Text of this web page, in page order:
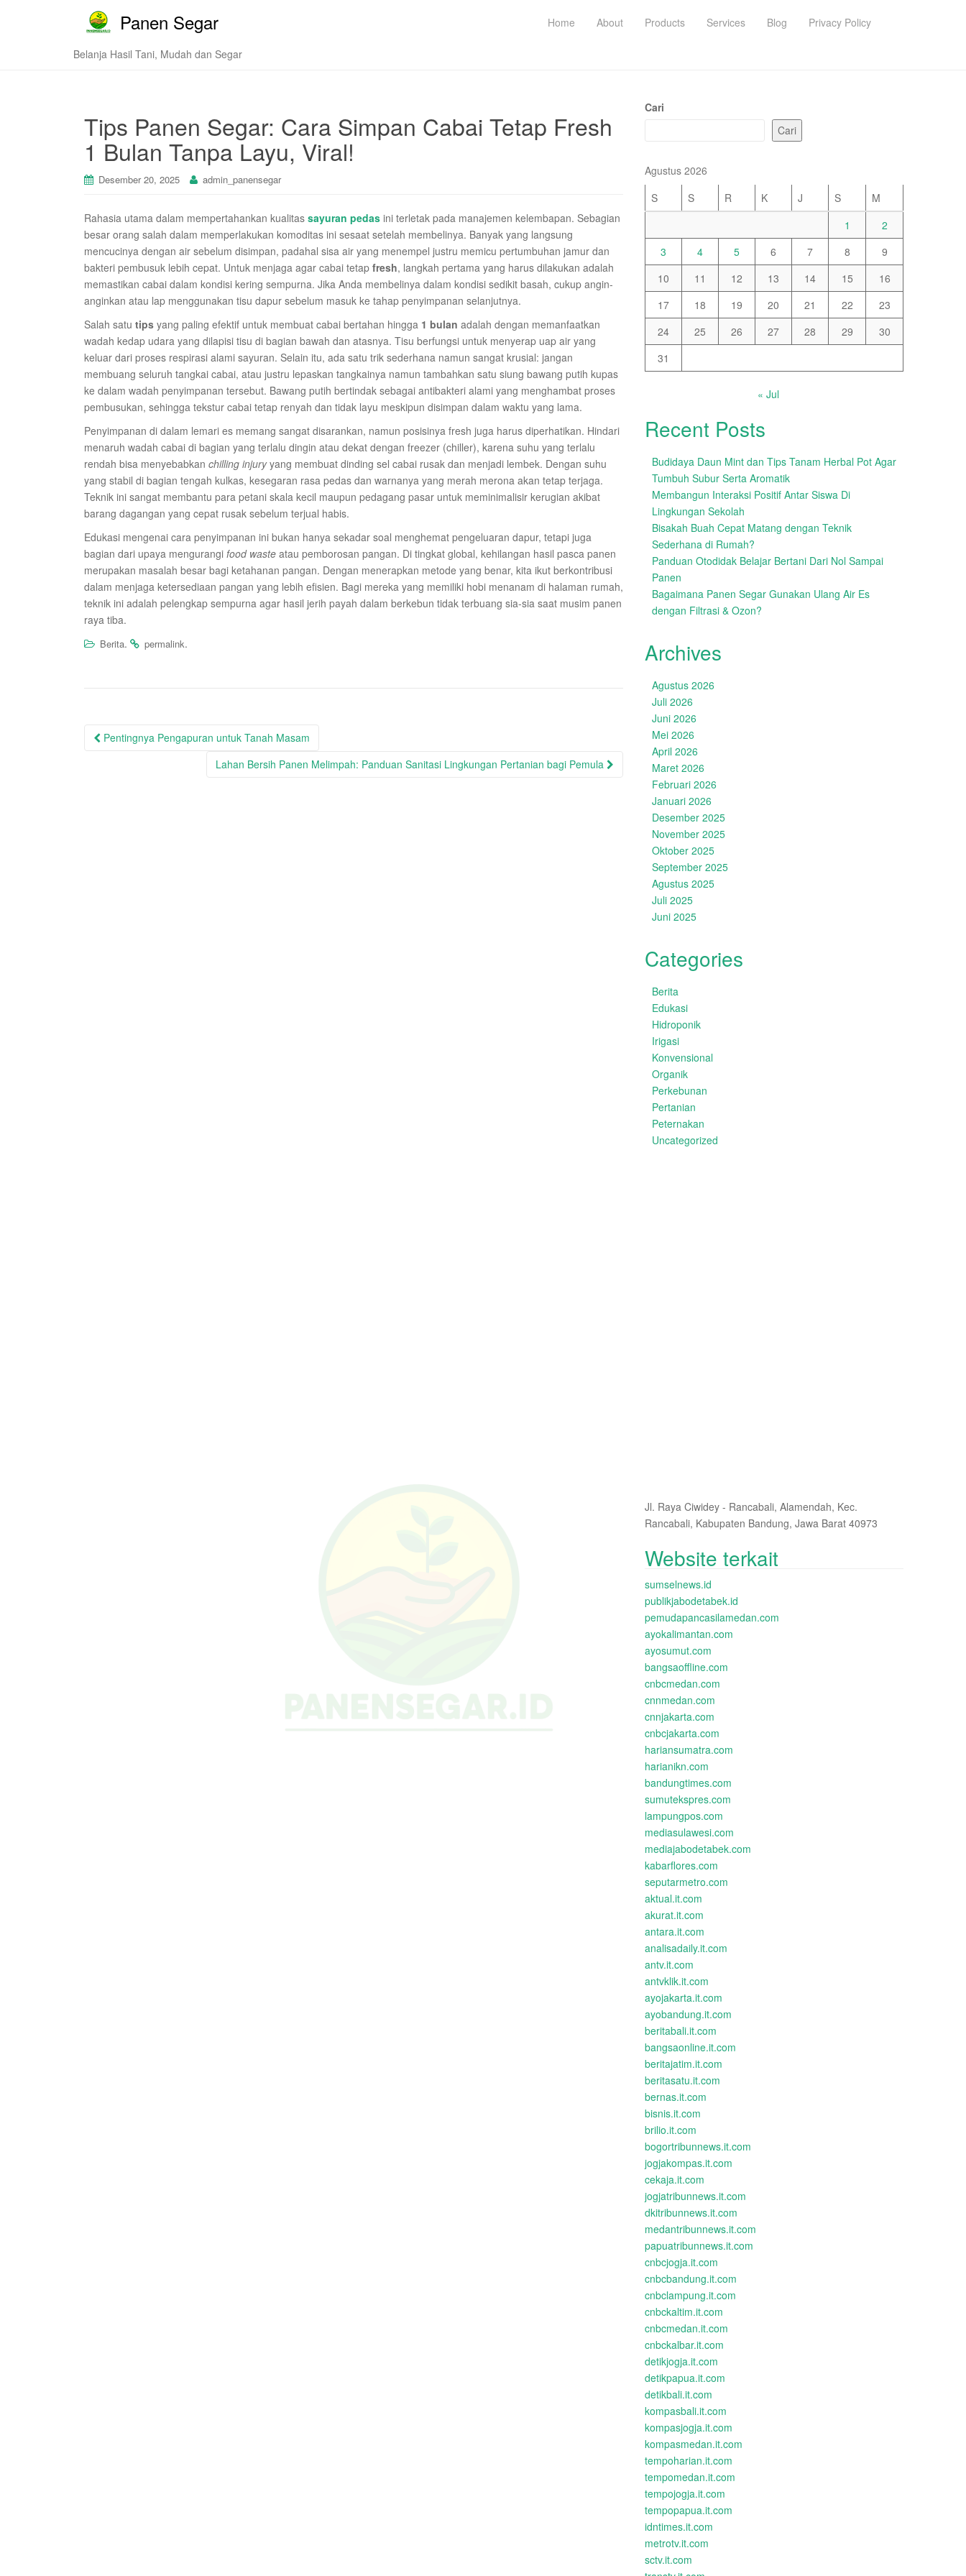
Panen Segar
Belanja Hasil Tani, Mudah dan Segar
Home About Products Services Blog Privacy Policy
Tips Panen Segar: Cara Simpan Cabai Tetap Fresh
1 Bulan Tanpa Layu, Viral!
Desember 20, 2025 admin_panensegar
Rahasia utama dalam mempertahankan kualitas sayuran pedas ini terletak pada manajemen kelembapan. Sebagian
besar orang salah dalam memperlakukan komoditas ini sesaat setelah membelinya. Banyak yang langsung
mencucinya dengan air sebelum disimpan, padahal sisa air yang menempel justru memicu pertumbuhan jamur dan
bakteri pembusuk lebih cepat. Untuk menjaga agar cabai tetap fresh, langkah pertama yang harus dilakukan adalah
memastikan cabai dalam kondisi kering sempurna. Jika Anda membelinya dalam kondisi sedikit basah, cukup angin-
anginkan atau lap menggunakan tisu dapur sebelum masuk ke tahap penyimpanan selanjutnya.
Salah satu tips yang paling efektif untuk membuat cabai bertahan hingga 1 bulan adalah dengan memanfaatkan
wadah kedap udara yang dilapisi tisu di bagian bawah dan atasnya. Tisu berfungsi untuk menyerap uap air yang
keluar dari proses respirasi alami sayuran. Selain itu, ada satu trik sederhana namun sangat krusial: jangan
membuang seluruh tangkai cabai, atau justru lepaskan tangkainya namun tambahkan satu siung bawang putih kupas
ke dalam wadah penyimpanan tersebut. Bawang putih bertindak sebagai antibakteri alami yang menghambat proses
pembusukan, sehingga tekstur cabai tetap renyah dan tidak layu meskipun disimpan dalam waktu yang lama.
Penyimpanan di dalam lemari es memang sangat disarankan, namun posisinya fresh juga harus diperhatikan. Hindari
menaruh wadah cabai di bagian yang terlalu dingin atau dekat dengan freezer (chiller), karena suhu yang terlalu
rendah bisa menyebabkan chilling injuryyang membuat dinding sel cabai rusak dan menjadi lembek. Dengan suhu
yang stabil di bagian tengah kulkas, kesegaran rasa pedas dan warnanya yang merah merona akan tetap terjaga.
Teknik ini sangat membantu para petani skala kecil maupun pedagang pasar untuk meminimalisir kerugian akibat
barang dagangan yang cepat rusak sebelum terjual habis.
Edukasi mengenai cara penyimpanan ini bukan hanya sekadar soal menghemat pengeluaran dapur, tetapi juga
bagian dari upaya mengurangi food waste atau pemborosan pangan. Di tingkat global, kehilangan hasil pasca panen
merupakan masalah besar bagi ketahanan pangan. Dengan menerapkan metode yang benar, kita ikut berkontribusi
dalam menjaga ketersediaan pangan yang lebih efisien. Bagi mereka yang memiliki hobi menanam di halaman rumah,
teknik ini adalah pelengkap sempurna agar hasil jerih payah dalam berkebun tidak terbuang sia-sia saat musim panen
raya tiba.
Berita. permalink.
Post
Pentingnya Pengapuran untuk Tanah Masam
Lahan Bersih Panen Melimpah: Panduan Sanitasi Lingkungan Pertanian bagi Pemula
Cari
Cari
Agustus 2026
S
S R K J S
M
1
2
3
4 5 6 7 8
9
10
11 12 13 14 15
16
17
18 19 20 21 22
23
24
25 26 27 28 29
30
31
« Jul
Recent Posts
Budidaya Daun Mint dan Tips Tanam Herbal Pot Agar
Tumbuh Subur Serta Aromatik
Membangun Interaksi Positif Antar Siswa Di
Lingkungan Sekolah
Bisakah Buah Cepat Matang dengan Teknik
Sederhana di Rumah?
Panduan Otodidak Belajar Bertani Dari Nol Sampai
Panen
Bagaimana Panen Segar Gunakan Ulang Air Es
dengan Filtrasi & Ozon?
Archives
Agustus 2026
Juli 2026
Juni 2026
Mei 2026
April 2026
Maret 2026
Februari 2026
Januari 2026
Desember 2025
November 2025
Oktober 2025
September 2025
Agustus 2025
Juli 2025
Juni 2025
Categories
Berita
Edukasi
Hidroponik
Irigasi
Konvensional
Organik
Perkebunan
Pertanian
Peternakan
Uncategorized
Jl. Raya Ciwidey - Rancabali, Alamendah, Kec.
Rancabali, Kabupaten Bandung, Jawa Barat 40973
Website terkait
sumselnews.id
publikjabodetabek.id
pemudapancasilamedan.com
ayokalimantan.com
ayosumut.com
bangsaoffline.com
cnbcmedan.com
cnnmedan.com
cnnjakarta.com
cnbcjakarta.com
hariansumatra.com
harianikn.com
bandungtimes.com
sumutekspres.com
lampungpos.com
mediasulawesi.com
mediajabodetabek.com
kabarflores.com
seputarmetro.com
aktual.it.com
akurat.it.com
antara.it.com
analisadaily.it.com
antv.it.com
antvklik.it.com
ayojakarta.it.com
ayobandung.it.com
beritabali.it.com
bangsaonline.it.com
beritajatim.it.com
beritasatu.it.com
bernas.it.com
bisnis.it.com
brilio.it.com
bogortribunnews.it.com
jogjakompas.it.com
cekaja.it.com
jogjatribunnews.it.com
dkitribunnews.it.com
medantribunnews.it.com
papuatribunnews.it.com
cnbcjogja.it.com
cnbcbandung.it.com
cnbclampung.it.com
cnbckaltim.it.com
cnbcmedan.it.com
cnbckalbar.it.com
detikjogja.it.com
detikpapua.it.com
detikbali.it.com
kompasbali.it.com
kompasjogja.it.com
kompasmedan.it.com
tempoharian.it.com
tempomedan.it.com
tempojogja.it.com
tempopapua.it.com
idntimes.it.com
metrotv.it.com
sctv.it.com